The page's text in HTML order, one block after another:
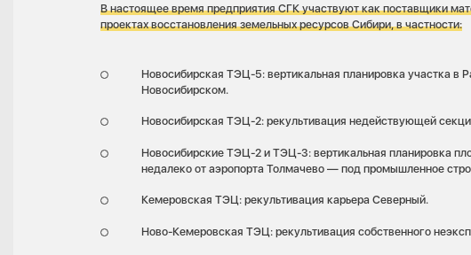
В настоящее время предприятия СГК участвуют как поставщики
проектах восстановления земельных ресурсов Сибири, в частности:
Новосибирская ТЭЦ-5: вертикальная планировка участка в
Новосибирском.
Новосибирская ТЭЦ-2: рекультивация недействующей
Новосибирские ТЭЦ-2 и ТЭЦ-3: вертикальная планировка
недалеко от аэропорта Толмачево — под промышленное
Кемеровская ТЭЦ: рекультивация карьера Северный.
Ново-Кемеровская ТЭЦ: рекультивация собственного